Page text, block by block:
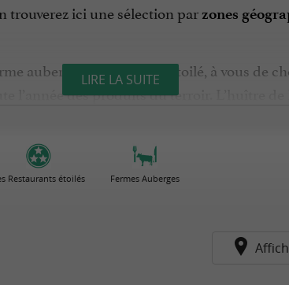
trouverez ici une sélection par zones
auberge ou restaurant étoilé, à vous de
l’année des produits du terroir. L’huître
et des frites maison. N’oubliez pas de
sel de Surgères qui fait le bonheur de tous
escargots) à la charentaise le plus
charentais délicieux avec une vinaigrette
et accompagnez le dessert d’un
ou dans les petits villages d’Oléron ou
LIRE LA SUITE
Restaurants étoilés Fermes Auberges